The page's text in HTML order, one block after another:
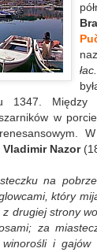
1347. Między
w
Vladimir Nazor
na
który
drugiej strony
za
i gajów